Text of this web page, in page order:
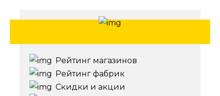
Рейтинг магазинов
Рейтинг фабрик
Скидки и акции